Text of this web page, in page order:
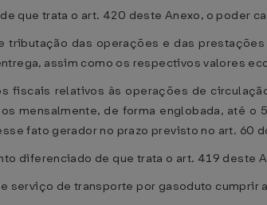
que trata o art. 420 deste Anexo, o poder
tributação das operações e das
assim como os respectivos valores
fiscais relativos às operações de
mensalmente, de forma englobada, até
fato gerador no prazo previsto no art. 60
diferenciado de que trata o art. 419 deste
serviço de transporte por gasoduto